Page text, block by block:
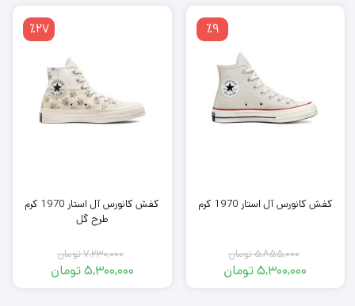
٪9
کفش کانورس آل استار 1970 کرم
5,855,000تومان
قیمت5,300,000تومان
٪27
کفش کانورس آل استار 1970 کرم
طرح گل
7,230,000تومان
قیمت5,300,000تومان